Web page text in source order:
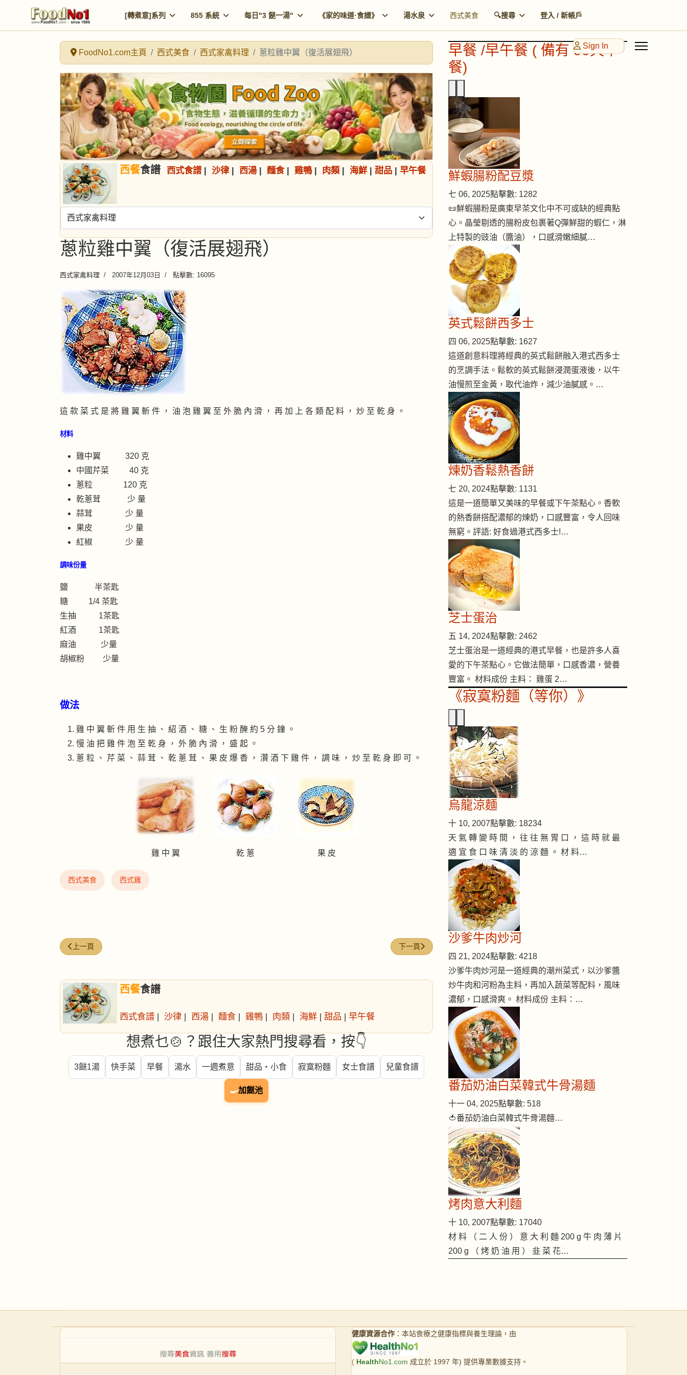
[轉煮意]系列 855 系統 每日"3 餸一湯" 《家的味道·食譜》 湯水泉 西式美食 🔍搜尋 登入 / 新帳戶
Sign In
FoodNo1.com主頁 西式美食 西式家禽料理 蔥粒雞中翼（復活展翅飛）
西餐食譜 西式食譜| 沙律| 西湯| 麵食| 雞鴨| 肉類 | 海鮮| 甜品 | 早午餐
選擇食譜分類
蔥粒雞中翼（復活展翅飛）
西式家禽料理 2007年12月03日 點擊數: 16095
這 款 菜 式 是 將 雞 翼 斬 件 ， 油 泡 雞 翼 至 外 脆 內 滑 ， 再 加 上 各 類 配 料 ， 炒 至 乾 身 。
材料
雞中翼 320 克
中國芹菜 40 克
蔥粒 120 克
乾蔥茸 少 量
蒜茸 少 量
果皮 少 量
紅椒 少 量
調味份量
鹽 半茶匙
糖 1/4 茶匙
生抽 1茶匙
紅酒 1茶匙
麻油 少量
胡椒粉 少量
做法
雞 中 翼 斬 件 用 生 抽 、 紹 酒 、 糖 、 生 粉 醃 約 5 分 鐘 。
慢 油 把 雞 件 泡 至 乾 身 ， 外 脆 內 滑 ， 盛 起 。
蔥 粒 、 芹 菜 、 蒜 茸 、 乾 蔥 茸 、 果 皮 爆 香 ， 灒 酒 下 雞 件 ， 調 味 ， 炒 至 乾 身 即 可 。
雞 中 翼 乾 蔥 果 皮
西式美食 西式雞
上一篇文章: 泰式椰奶雞
上一頁 下一篇文章: 十味香料焗雞
下一頁
西餐食譜
西式食譜 | 沙律 | 西湯 | 麵食 | 雞鴨 | 肉類 | 海鮮 | 甜品 | 早午餐
想煮乜🍲？跟住大家熱門搜尋看，按👇
3餸1湯 快手菜 早餐 湯水 一週煮意 甜品・小食 寂寞粉麵 女士食譜 兒童食譜
🍳加餸池
早餐 /早午餐 ( 備有 90天早
餐)
鮮蝦腸粉配豆漿
七 06, 2025點擊數: 1282
📜鮮蝦腸粉是廣東早茶文化中不可或缺的經典點
心。晶瑩剔透的腸粉皮包裹著Q彈鮮甜的蝦仁，淋
上特製的豉油（醬油），口感滑嫩細膩…
英式鬆餅西多士
四 06, 2025點擊數: 1627
這道創意料理將經典的英式鬆餅融入港式西多士
的烹調手法。鬆軟的英式鬆餅浸潤蛋液後，以牛
油慢煎至金黃，取代油炸，減少油膩感。…
煉奶香鬆熱香餅
七 20, 2024點擊數: 1131
這是一道簡單又美味的早餐或下午茶點心。香軟
的熱香餅搭配濃郁的煉奶，口感豐富，令人回味
無窮。評語: 好食過港式西多士!…
芝士蛋治
五 14, 2024點擊數: 2462
芝士蛋治是一道經典的港式早餐，也是許多人喜
愛的下午茶點心。它做法簡單，口感香濃，營養
豐富。 材料成份 主料： 雞蛋 2…
《寂寞粉麵（等你）》
烏龍涼麵
十 10, 2007點擊數: 18234
天 氣 轉 變 時 間 ， 往 往 無 胃 口 ， 這 時 就 最
適 宜 食 口 味 清 淡 的 涼 麵 。 材 料…
沙爹牛肉炒河
四 21, 2024點擊數: 4218
沙爹牛肉炒河是一道經典的潮州菜式，以沙爹醬
炒牛肉和河粉為主料，再加入蔬菜等配料，風味
濃郁，口感滑爽。 材料成份 主料：…
番茄奶油白菜韓式牛骨湯麵
十一 04, 2025點擊數: 518
🍅番茄奶油白菜韓式牛骨湯麵…
烤肉意大利麵
十 10, 2007點擊數: 17040
材 料 （ 二 人 份 ） 意 大 利 麵 200 g 牛 肉 薄 片
200 g （ 烤 奶 油 用 ） 韭 菜 花…
健康資源合作 ：本站食療之健康指標與養生理論，由
( HealthNo1.com 成立於 1997 年) 提供專業數據支持。